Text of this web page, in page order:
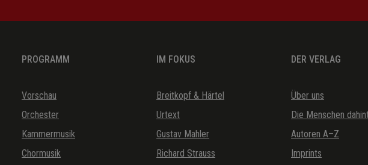
PROGRAMM
Vorschau
Orchester
Kammermusik
Chormusik
IM FOKUS
Breitkopf & Härtel
Urtext
Gustav Mahler
Richard Strauss
DER VERLAG
Über uns
Die Menschen
Autoren A–Z
Imprints